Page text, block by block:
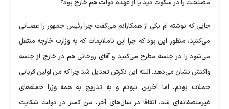
مصلحت را در سکوت دید یا از عهده دولت هم خارج بود؟
جایی که نوشته ام یکی از همکارانم می‌گفت چرا رئیس جمهور را عصبانی
می‌کنید، منظور این بود که چرا این ناملایمات که به وزارت خارجه منتقل
می‌شود را در جلسه مطرح می‌کنید و آقای روحانی هم در خارج از جلسه
واکنش نشان می‌دهد. البته این نگرش تعدیل شد چرا که من اولین قربانی
حملات بودم، اما آخرین نبودم و به تدریج به همه وزرا حمله‌های
غیرمنصفانه‌ای شد. اتفاقا در سال‌های آخر، من کمتر در دولت شکایت